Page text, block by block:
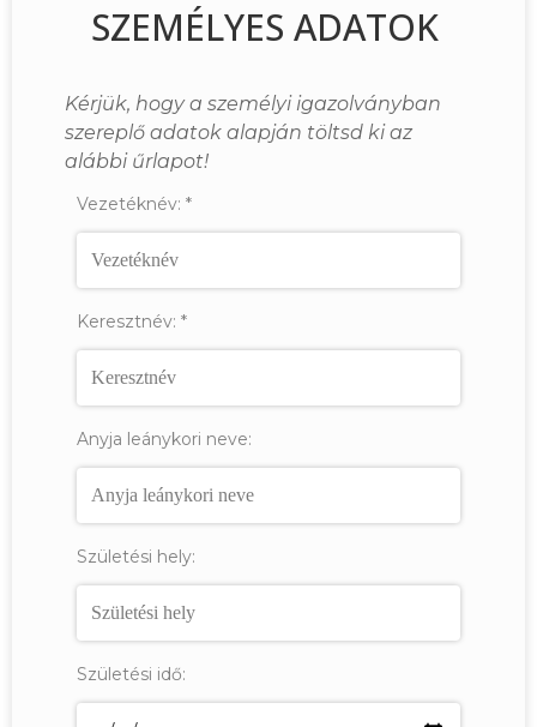
SZEMÉLYES ADATOK
Kérjük, hogy a személyi igazolványban
szereplő adatok alapján töltsd ki az
alábbi űrlapot!
Vezetéknév: *
Keresztnév: *
Anyja leánykori neve:
Születési hely:
Születési idő: